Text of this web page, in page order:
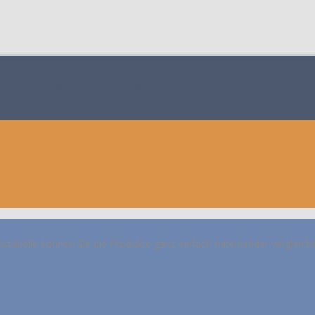
können Sie die Produkte ganz einfach miteinander